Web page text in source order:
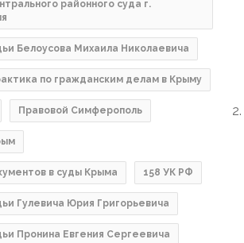
районного суда г.
Белоусова Михаила Николаевича
по гражданским делам в Крыму
Правовой Симферополь
в суды Крыма 158 УК РФ
Гулевича Юрия Григорьевича
Пронина Евгения Сергеевича